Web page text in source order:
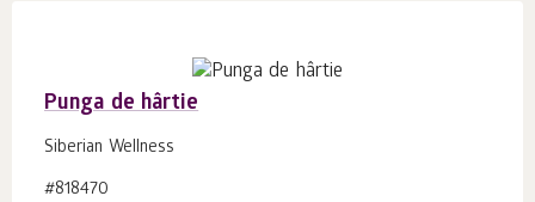
Punga de hârtie
Siberian Wellness
#818470